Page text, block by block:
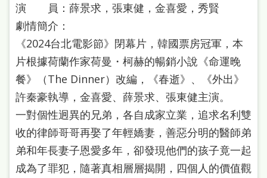
演 員：薛景求，張東健，金喜愛，秀賢
劇情簡介：
《2024台北電影節》閉幕片，韓國票房冠軍，本
片根據荷蘭作家荷曼・柯赫的暢銷小說《命運晚
餐》（The Dinner）改編，《春逝》、《外出》
許秦豪執導，金喜愛、薛景求、張東健主演。
一對個性迥異的兄弟，各自成家立業，追求名利雙
收的律師哥哥再娶了年輕嬌妻，善惡分明的醫師弟
弟和年長妻子恩愛多年，卻發現他們的孩子竟一起
成為了罪犯，隨著真相層層揭開，四個人的價值觀